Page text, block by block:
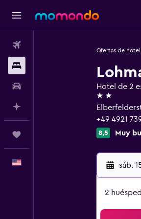
Ofertas de hotel
Hotel de 2
2 estrellas
+49 4921
8,5 Muy
sáb.
2